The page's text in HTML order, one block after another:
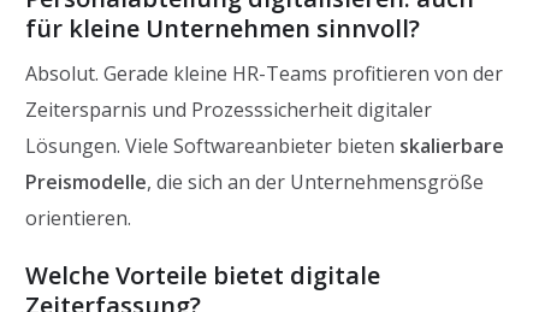
für kleine Unternehmen sinnvoll?
Absolut. Gerade kleine HR-Teams profitieren von der
Zeitersparnis und Prozesssicherheit digitaler
Lösungen. Viele Softwareanbieter bieten skalierbare
Preismodelle, die sich an der Unternehmensgröße
orientieren.
Welche Vorteile bietet digitale